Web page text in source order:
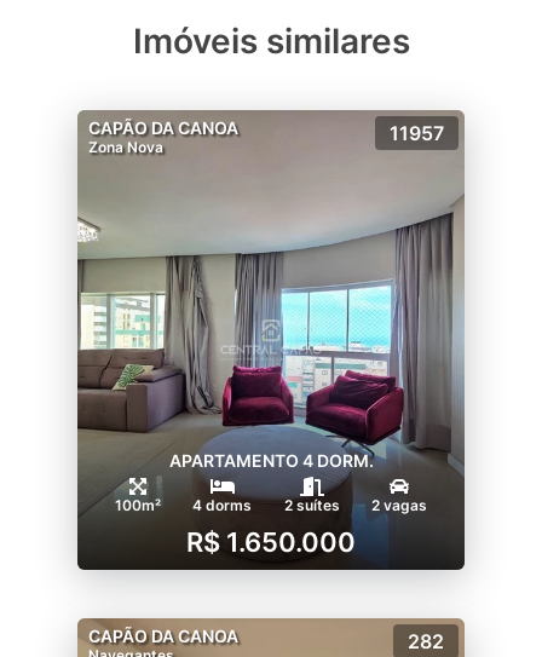
Imóveis similares
CAPÃO DA CANOA
Zona Nova
11957
APARTAMENTO 4 DORM.
100m² 4 dorms 2 suítes 2 vagas
R$ 1.650.000
CAPÃO DA CANOA 282